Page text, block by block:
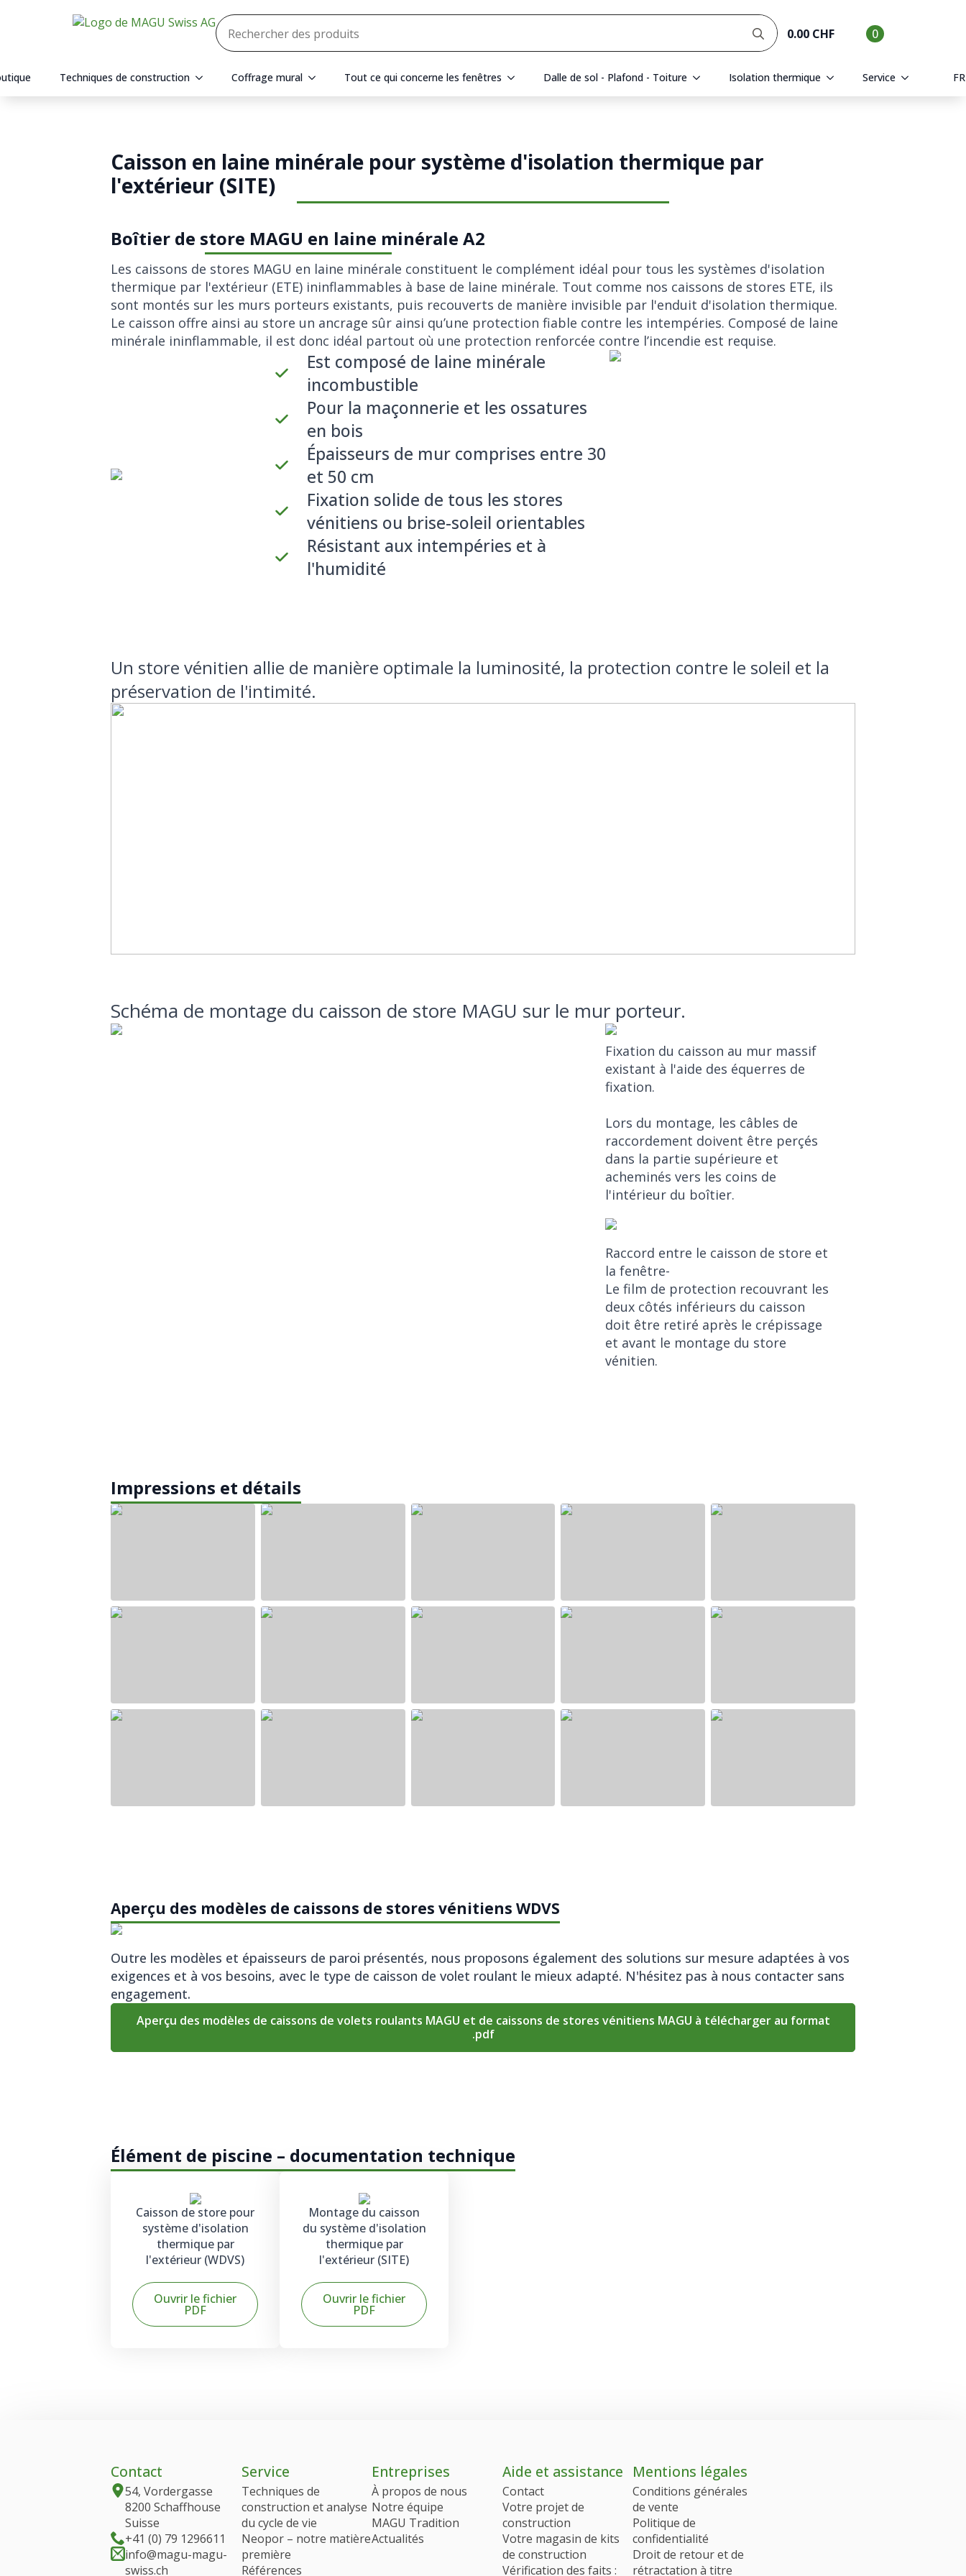
Rechercher
:
0.00 CHF 0
Techniques de construction Coffrage mural Tout ce qui concerne les fenêtres Dalle de sol - Plafond - Toiture Isolation thermique Service FR
Caisson en laine minérale pour système d'isolation thermique par
l'extérieur (SITE)
Boîtier de store MAGU en laine minérale A2
Les caissons de stores MAGU en laine minérale constituent le complément idéal pour tous les systèmes d'isolation
thermique par l'extérieur (ETE) ininflammables à base de laine minérale. Tout comme nos caissons de stores ETE, ils
sont montés sur les murs porteurs existants, puis recouverts de manière invisible par l'enduit d'isolation thermique.
Le caisson offre ainsi au store un ancrage sûr ainsi qu’une protection fiable contre les intempéries. Composé de laine
minérale ininflammable, il est donc idéal partout où une protection renforcée contre l’incendie est requise.
Est composé de laine minérale
incombustible
Pour la maçonnerie et les ossatures
en bois
Épaisseurs de mur comprises entre 30
et 50 cm
Fixation solide de tous les stores
vénitiens ou brise-soleil orientables
Résistant aux intempéries et à
l'humidité
Un store vénitien allie de manière optimale la luminosité, la protection contre le soleil et la
préservation de l'intimité.
Schéma de montage du caisson de store MAGU sur le mur porteur.
Fixation du caisson au mur massif
existant à l'aide des équerres de
fixation.
Lors du montage, les câbles de
raccordement doivent être perçés
dans la partie supérieure et
acheminés vers les coins de
l'intérieur du boîtier.
Raccord entre le caisson de store et
la fenêtre-
Le film de protection recouvrant les
deux côtés inférieurs du caisson
doit être retiré après le crépissage
et avant le montage du store
vénitien.
Impressions et détails
Aperçu des modèles de caissons de stores vénitiens WDVS
Outre les modèles et épaisseurs de paroi présentés, nous proposons également des solutions sur mesure adaptées à vos
exigences et à vos besoins, avec le type de caisson de volet roulant le mieux adapté. N'hésitez pas à nous contacter sans
engagement.
Aperçu des modèles de caissons de volets roulants MAGU et de caissons de stores vénitiens MAGU à télécharger au format
.pdf
Élément de piscine – documentation technique
Caisson de store pour
système d'isolation
thermique par
l'extérieur (WDVS)
Ouvrir le fichier
PDF
Montage du caisson
du système d'isolation
thermique par
l'extérieur (SITE)
Ouvrir le fichier
PDF
Contact
54, Vordergasse
8200 Schaffhouse
Suisse
+41 (0) 79 1296611
info@magu-magu-
swiss.ch
Service
Techniques de
construction et analyse
du cycle de vie
Neopor – notre matière
première
Références
Entreprises
À propos de nous
Notre équipe
MAGU Tradition
Actualités
Aide et assistance
Contact
Votre projet de
construction
Votre magasin de kits
de construction
Vérification des faits :
Mentions légales
Conditions générales
de vente
Politique de
confidentialité
Droit de retour et de
rétractation à titre